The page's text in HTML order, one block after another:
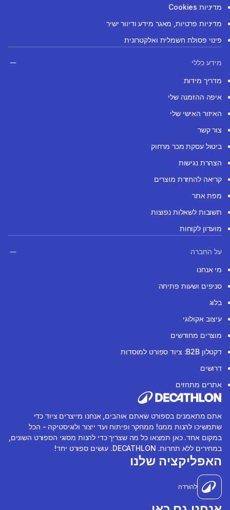
מדיניות Cookies
מדיניות פרטיות, מאגר מידע ודיוור ישיר
פינוי פסולת חשמלית ואלקטרונית
מידע כללי
מדריך מידות
איפה ההזמנה שלי
האיזור האישי שלי
צור קשר
ביטול עסקת מכר מרחוק
הצהרת נגישות
קריאה להחזרת מוצרים
מפת אתר
תשובות לשאלות נפוצות
מועדון לקוחות
על החברה
מי אנחנו
סניפים ושעות פתיחה
בלוג
עיצוב אקולוגי
מוצרים מחודשים
דקטלון B2B: ציוד ספורט למוסדות
דרושים
אתרים מתחזים
אתם מתאמנים בספורט שאתם אוהבים, אנחנו מייצרים ציוד כדי
שתמשיכו להנות ממנו! ממחקר ופיתוח ועד ייצור ולוגיסטיקה - הכל
במקום אחד. כאן תמצאו כל מה שצריך כדי להנות מסוגי הספורט השונים,
במחירים ללא תחרות. DECATHLON. עושים ספורט יחד!
האפליקציה שלנו
להורדה